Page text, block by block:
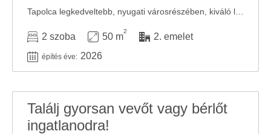
2 szoba 50 m
2
2. emelet
építés éve: 2026
Találj gyorsan vevőt vagy bérlőt
ingatlanodra!